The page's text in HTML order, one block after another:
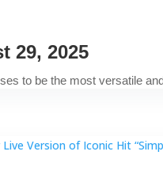
29, 2025
to be the most versatile